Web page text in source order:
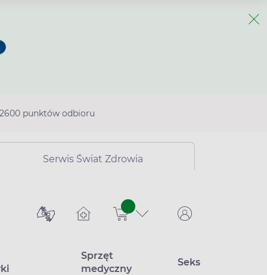
punktów odbioru
Serwis Świat Zdrowia
sztuk
Sprzęt
medyczny
Seks